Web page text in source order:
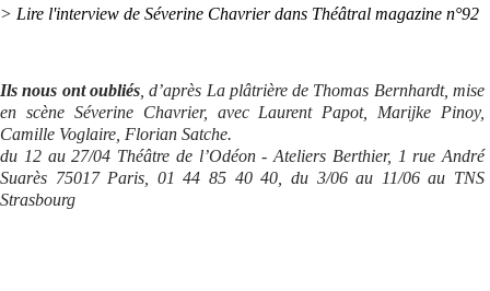
> Lire l'interview de Séverine Chavrier dans Théâtral magazine n°92
Ils nous ont oubliés, d’après La plâtrière de Thomas Bernhardt, mise
en scène Séverine Chavrier, avec Laurent Papot, Marijke Pinoy,
Camille Voglaire, Florian Satche.
du 12 au 27/04 Théâtre de l’Odéon - Ateliers Berthier, 1 rue André
Suarès 75017 Paris, 01 44 85 40 40, du 3/06 au 11/06 au TNS
Strasbourg